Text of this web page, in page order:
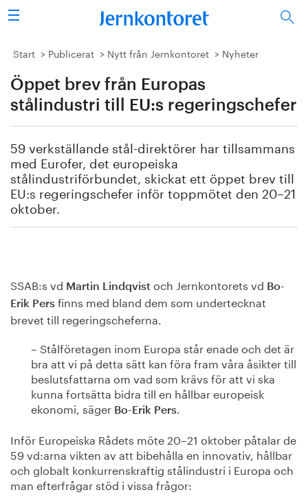
Sök
Stålindustrin
Vision 2050
Energi/miljö
Vi tycker
Publicerat
Om oss
Start Publicerat Nytt från Jernkontoret Nyheter
Öppet brev från Europas
stålindustri till EU:s regeringschefer
59 verkställande stål-direktörer har tillsammans
med Eurofer, det europeiska
stålindustriförbundet, skickat ett öppet brev till
EU:s regeringschefer inför toppmötet den 20–21
oktober.
SSAB:s vd Martin Lindqvist och Jernkontorets vd Bo-
Erik Pers finns med bland dem som undertecknat
brevet till regeringscheferna.
– Stålföretagen inom Europa står enade och det är
bra att vi på detta sätt kan föra fram våra åsikter till
beslutsfattarna om vad som krävs för att vi ska
kunna fortsätta bidra till en hållbar europeisk
ekonomi, säger Bo-Erik Pers.
Inför Europeiska Rådets möte 20–21 oktober påtalar de
59 vd:arna vikten av att bibehålla en innovativ, hållbar
och globalt konkurrenskraftig stålindustri i Europa och
man efterfrågar stöd i vissa frågor: